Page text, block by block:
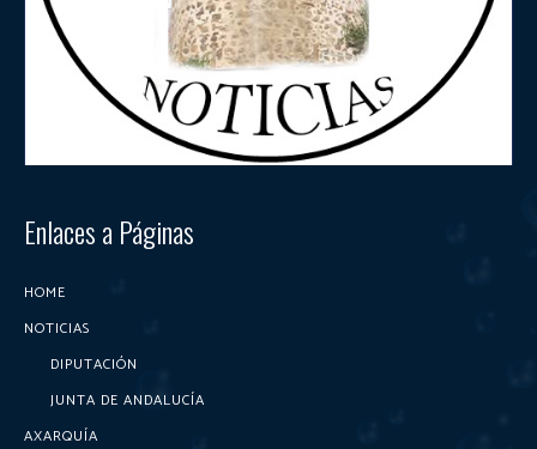
Enlaces a Páginas
HOME
NOTICIAS
DIPUTACIÓN
JUNTA DE ANDALUCÍA
AXARQUÍA